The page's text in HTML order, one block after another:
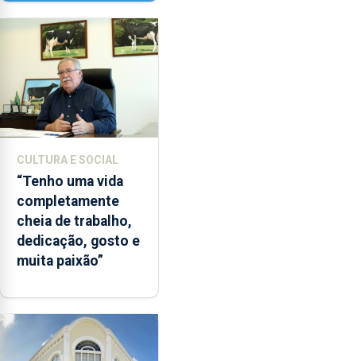
CULTURA E SOCIAL
“Tenho uma vida
completamente
cheia de trabalho,
dedicação, gosto e
muita paixão”